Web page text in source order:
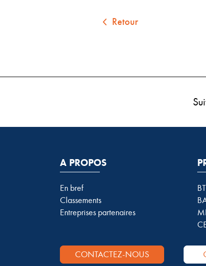
Retour
A PROPOS
En bref
Classements
Entreprises partenaires
CONTACTEZ-NOUS